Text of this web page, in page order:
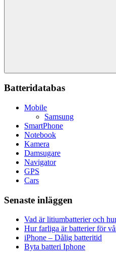
Sök
Batteridatabas
Mobile
Samsung
SmartPhone
Notebook
Kamera
Damsugare
Navigator
GPS
Cars
Senaste inläggen
Vad är litiumbatterier och
Hur farliga är batterier för
iPhone – Dålig batteritid
Byta batteri Iphone